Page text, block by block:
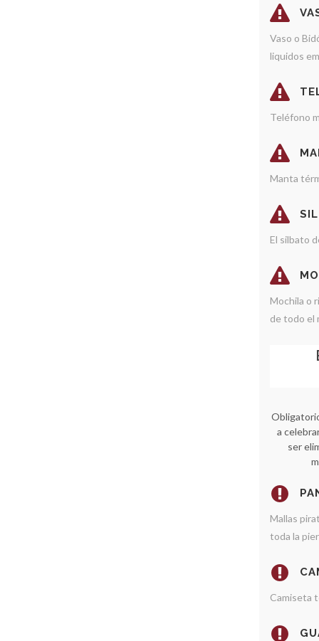
Vaso o
liquidos
Teléfono
Manta
El silbato
Mochila o
de todo el
a
ser
Mallas
toda la
Camiseta